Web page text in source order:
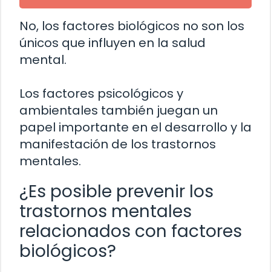
No, los factores biológicos no son los
únicos que influyen en la salud
mental.
Los factores psicológicos y
ambientales también juegan un
papel importante en el desarrollo y la
manifestación de los trastornos
mentales.
¿Es posible prevenir los
trastornos mentales
relacionados con factores
biológicos?